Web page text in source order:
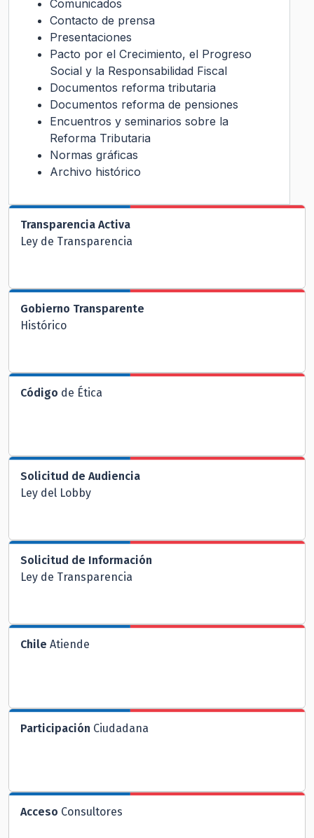
Comunicados
Contacto de prensa
Presentaciones
Pacto por el Crecimiento, el Progreso
Social y la Responsabilidad Fiscal
Documentos reforma tributaria
Documentos reforma de pensiones
Encuentros y seminarios sobre la
Reforma Tributaria
Normas gráficas
Archivo histórico
Transparencia Activa
Ley de Transparencia
Gobierno Transparente
Histórico
Código de Ética
Solicitud de Audiencia
Ley del Lobby
Solicitud de Información
Ley de Transparencia
Chile Atiende
Participación Ciudadana
Acceso Consultores